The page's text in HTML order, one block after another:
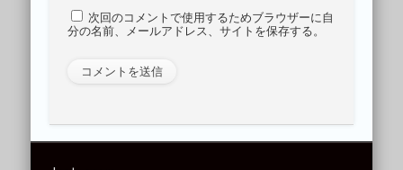
次回のコメントで使用するためブラウザーに自
分の名前、メールアドレス、サイトを保存する。